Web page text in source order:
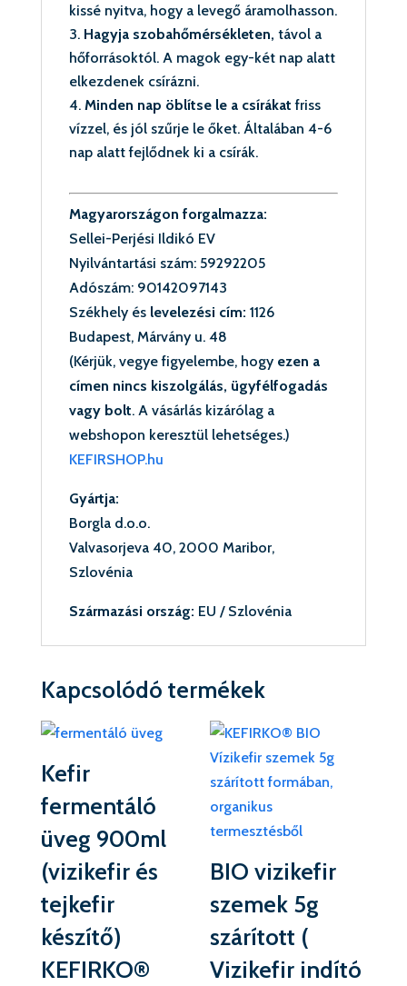
kissé nyitva, hogy a levegő áramolhasson.
Hagyja szobahőmérsékleten, távol a
hőforrásoktól. A magok egy-két nap alatt
elkezdenek csírázni.
Minden nap öblítse le a csírákat friss
vízzel, és jól szűrje le őket. Általában 4-6
nap alatt fejlődnek ki a csírák.
Magyarországon forgalmazza:
Sellei-Perjési Ildikó EV
Nyilvántartási szám: 59292205
Adószám: 90142097143
Székhely éslevelezési cím: 1126
Budapest, Márvány u. 48
(Kérjük, vegye figyelembe, hogy ezen a
címen nincs kiszolgálás, ügyfélfogadás
vagy bolt. A vásárlás kizárólag a
webshopon keresztül lehetséges.)
KEFIRSHOP.hu
Gyártja:
Borgla d.o.o.
Valvasorjeva 40, 2000 Maribor,
Szlovénia
Származási ország: EU / Szlovénia
Kapcsolódó termékek
Kefir
fermentáló
üveg 900ml
(vizikefir és
tejkefir
készítő)
KEFIRKO®
BIO vizikefir
szemek 5g
szárított (
Vizikefir indító